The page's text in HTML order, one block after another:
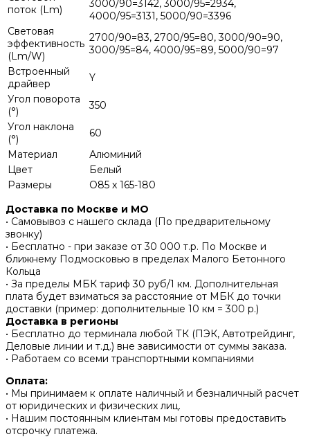
поток (Lm)
3000/90=3142, 3000/95=2934,
4000/95=3131, 5000/90=3396
Световая
эффективность
(Lm/W)
2700/90=83, 2700/95=80, 3000/90=90,
3000/95=84, 4000/95=89, 5000/90=97
Встроенный
драйвер
Y
Угол поворота
(°)
350
Угол наклона
(°)
60
Материал
Алюминий
Цвет
Белый
Размеры
O85 x 165-180
Доставка по Москве и МО
• Самовывоз с нашего склада (По предварительному
звонку)
• Бесплатно - при заказе от 30 000 т.р. По Москве и
ближнему Подмосковью в пределах Малого Бетонного
Кольца
• За пределы МБК тариф 30 руб/1 км. Дополнительная
плата будет взиматься за расстояние от МБК до точки
доставки (пример: дополнительные 10 км = 300 р.)
Доставка в регионы
• Бесплатно до терминала любой ТК (ПЭК, Автотрейдинг,
Деловые линии и т.д.) вне зависимости от суммы заказа.
• Работаем со всеми транспортными компаниями
Оплата:
• Мы принимаем к оплате наличный и безналичный расчет
от юридических и физических лиц.
• Нашим постоянным клиентам мы готовы предоставить
отсрочку платежа.